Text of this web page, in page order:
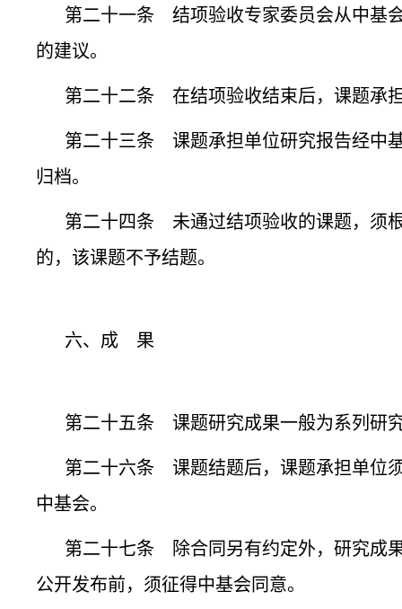
第二十一条 结项验收专家委员会从中基
的建议。
第二十二条 在结项验收结束后，课题承
第二十三条 课题承担单位研究报告经中
归档。
第二十四条 未通过结项验收的课题，须
的，该课题不予结题。
六、成 果
第二十五条 课题研究成果一般为系列研
第二十六条 课题结题后，课题承担单位
中基会。
第二十七条 除合同另有约定外，研究成
公开发布前，须征得中基会同意。